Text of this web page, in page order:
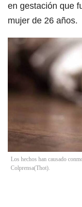
en gestación que
mujer de 26 años.
Los hechos han causado
Colprensa(Thot).